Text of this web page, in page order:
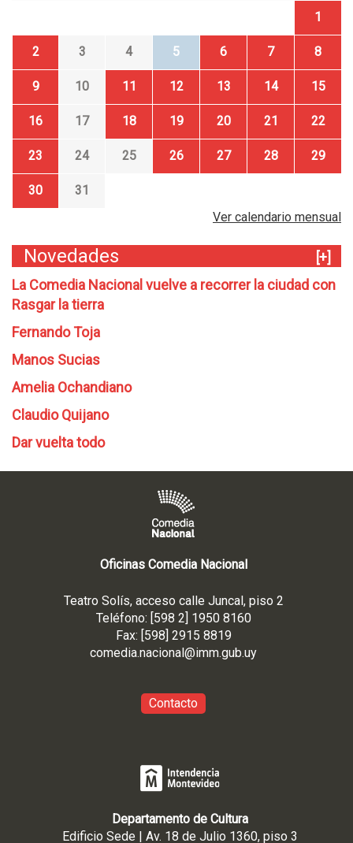
1
2 3 4 5 6 7 8
9 10 11 12 13 14 15
16 17 18 19 20 21 22
23 24 25 26 27 28 29
30
31
Ver calendario mensual
Novedades
[+]
La Comedia Nacional vuelve a recorrer la ciudad con
Rasgar la tierra
Fernando Toja
Manos Sucias
Amelia Ochandiano
Claudio Quijano
Dar vuelta todo
Oficinas Comedia Nacional
Teatro Solís, acceso calle Juncal, piso 2
Teléfono: [598 2] 1950 8160
Fax: [598] 2915 8819
comedia.nacional@imm.gub.uy
Contacto
Departamento de Cultura
Edificio Sede | Av. 18 de Julio 1360, piso 3